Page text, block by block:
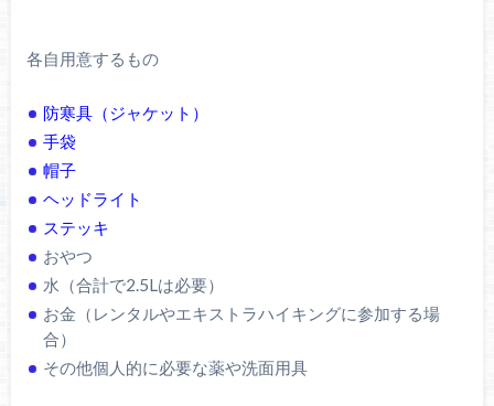
各自用意するもの
防寒具（ジャケット）
手袋
帽子
ヘッドライト
ステッキ
おやつ
水（合計で2.5Lは必要）
お金（レンタルやエキストラハイキングに参加する場
合）
その他個人的に必要な薬や洗面用具